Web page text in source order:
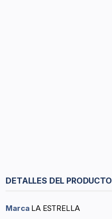
DETALLES DEL PRODUCTO
Marca LA ESTRELLA